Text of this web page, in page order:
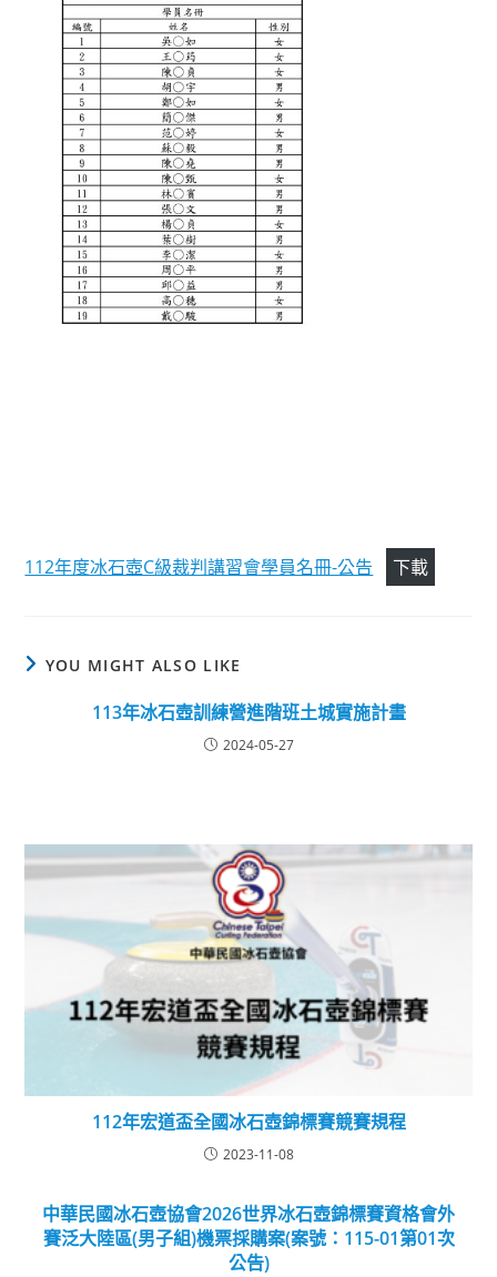
112年度冰石壺C級裁判講習會學員名冊-公告 下載
YOU MIGHT ALSO LIKE
113年冰石壺訓練營進階班土城實施計畫
2024-05-27
112年宏道盃全國冰石壺錦標賽競賽規程
2023-11-08
中華民國冰石壺協會2026世界冰石壺錦標賽資格會外
賽泛大陸區(男子組)機票採購案(案號：115-01第01次
公告)